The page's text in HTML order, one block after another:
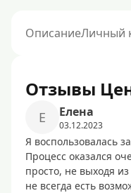
ОписаниеЛичный
Отзывы
Е Елена
03.12.2023
Я воспользовалась
Процесс оказался
просто, не выходя
не всегда есть